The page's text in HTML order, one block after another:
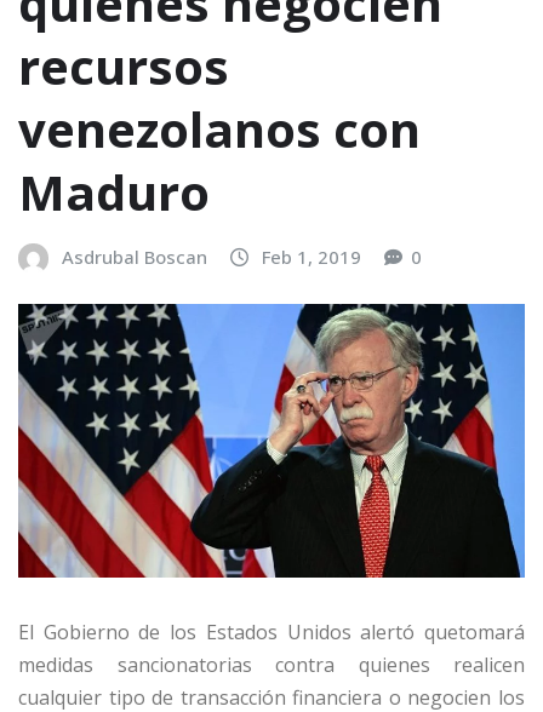
recursos
venezolanos con
Maduro
Asdrubal Boscan Feb 1, 2019 0
El Gobierno de los Estados Unidos alertó quetomará
medidas sancionatorias contra quienes realicen
cualquier tipo de transacción financiera o negocien los